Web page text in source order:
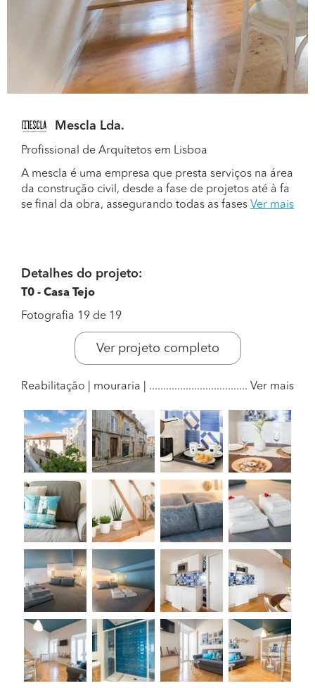
Mescla Lda.
Profissional de Arquitetos em Lisboa
A mescla é uma empresa que presta serviços na área
da construção civil, desde a fase de projetos até à fa
se final da obra, assegurando todas as fases Ver mais
Detalhes do projeto:
T0 - Casa Tejo
Fotografia 19 de 19
Ver projeto completo
Reabilitação | mouraria | ................................... Ver mais